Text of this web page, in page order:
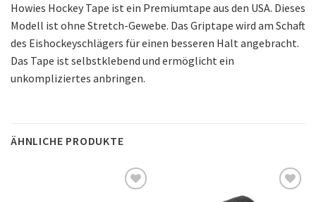
Howies Hockey Tape ist ein Premiumtape aus den USA. Dieses
Modell ist ohne Stretch-Gewebe. Das Griptape wird am Schaft
des Eishockeyschlägers für einen besseren Halt angebracht.
Das Tape ist selbstklebend und ermöglicht ein
unkompliziertes anbringen.
ÄHNLICHE PRODUKTE